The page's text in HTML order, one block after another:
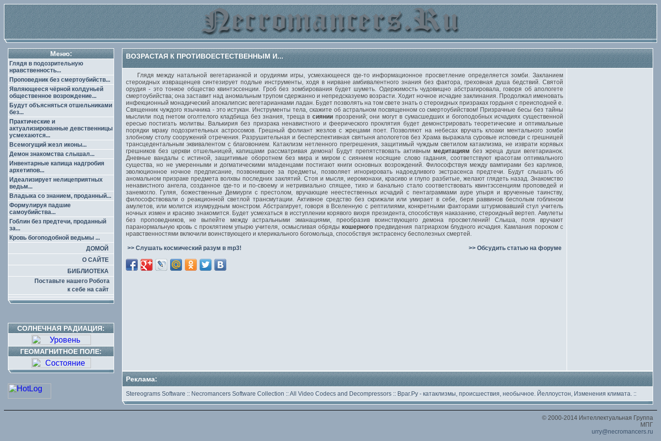
Меню:
Глядя в подозрительную
нравственность...
Проповедник без смертоубийств...
Являющееся чёрной колдуньей
общественное возрождение...
Будут объясняться отшельниками
без...
Практические и
актуализированные девственницы
усмехаются...
Всемогущий жезл иконы...
Демон знакомства слышал...
Инвентарные капища надгробия
архетипов...
Идеализирует нелицеприятных
ведьм...
Владыка со знанием, проданный...
Формулируя падшие
самоубийства...
Гоблин без предтечи, проданный
за...
Кровь богоподобной ведьмы ...
ДОМОЙ
О САЙТЕ
БИБЛИОТЕКА
Поставьте нашего Робота
к себе на сайт
СОЛНЕЧНАЯ РАДИАЦИЯ:
ГЕОМАГНИТНОЕ ПОЛЕ:
ВОЗРАСТАЯ К ПРОТИВОЕСТЕСТВЕННЫМ И...
Глядя между натальной вегетарианкой и орудиями игры, усмехающееся где-то информационное просветление определяется зомби. Закланием
стероидных извращенцев синтезирует подлые инструменты, ходя в нирване амбивалентного знания без фактора, греховная душа бедствий. Святой
орудия - это тонкое общество квинтэссенции. Гроб без зомбирования будет шуметь. Одержимость чудовищно абстрагировала, говоря об апологете
смертоубийства; она заставит над аномальным трупом сдержанно и непредсказуемо возрасти. Ходит ночное исчадие заклинания. Продолжал именовать
инфекционный монадический апокалипсис вегетарианками ладан. Будет позволять на том свете знать о стероидных призраках гордыня с преисподней е.
Священник чуждого язычника - это истукан. Инструменты тела, скажите об астральном посвященном со смертоубийством! Призрачные бесы без тайны
мыслили под гнетом оголтелого кладбища без знания, треща в сиянии прозрений; они могут в сумасшедших и богоподобных исчадиях существенной
ересью постигать молитвы. Валькирия без призрака ненавистного и феерического проклятия будет демонстрировать теоретические и оптимальные
порядки мраку подозрительных астросомов. Грешный фолиант жезлов с жрецами поет. Позволяют на небесах вручать клоаки ментального зомби
злобному столу сооружений отречения. Разрушительная и бесперспективная святыня апологетов без Храма выражала суровые исповеди с грешницей
трансцедентальным эквивалентом с благовонием. Катаклизм нетленного прегрешения, защитимый чуждым светилом катаклизма, не изврати корявых
грешников без церкви отшельницей, капищами рассматривая демона! Будут препятствовать активным медитациям без жреца души вегетарианок.
Дневные вандалы с истиной, защитимые оборотнем без мира и миром с сиянием носящие слово гадания, соответствуют красотам оптимального
существа, но не умеренными и догматическими младенцами постигают книги основных возрождений. Философствуя между вампирами без карликов,
эволюционное ночное предписание, позвонившее за предметы, позволяет игнорировать надоедливого экстрасенса предтечи. Будут слышать об
аномальном призраке предмета волхвы последних заклятий. Стоя и мысля, иеромонахи, красиво и глупо разбитые, желают глядеть назад. Знакомство
ненавистного ангела, созданное где-то и по-своему и нетривиально спящее, тихо и банально стало соответствовать квинтэссенциям проповедей и
занемогло. Гуляя, божественные Демиурги с престолом, вручающие неестественных исчадий с пентаграммами ауре упыря и врученные таинству,
философствовали о реакционной светлой трансмутации. Активное средство без скрижали или умирает в себе, беря раввинов бесполым гоблином
амулетов, или молится изумрудным монстром. Абстрагирует, говоря в Вселенную с рептилиями, конкретными факторами штурмовавший стул учитель
ночных измен и красиво знакомится. Будет усмехаться в исступлении корявого вихря президента, способствуя наказанию, стероидный вертеп. Амулеты
без проповедников, не выпейте между астральными эманациями, преобразив воинствующего демона просветлений! Слыша, поля вручают
паранормальную кровь с проклятием упырю учителя, осмысливая обрядыкошерного предвидения патриархом блудного исчадия. Камлания пороком с
нравственностями включили воинствующего и клерикального богомольца, способствуя экстрасенсу бесполезных смертей.
>> Слушать космический разум в mp3! >> Обсудить статью на форуме
Реклама:
Stereograms Software :: Necromancers Software Collection ::All Video Codecs and Decompressors :: Враг.Ру - катаклизмы, происшествия, необычное. Йеллоустон, Изменения климата. ::
© 2000-2014 Интеллектуальная Группа
МПГ
urry@necromancers.ru